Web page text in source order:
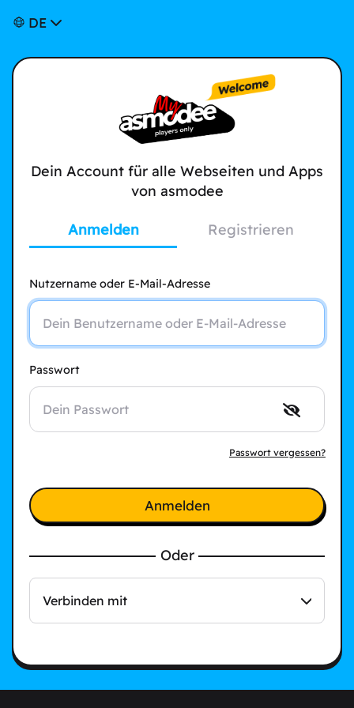
DE
Dein Account für alle Webseiten und Apps
von asmodee
Anmelden Registrieren
Nutzername oder E-Mail-Adresse
Passwort
Passwort vergessen?
Anmelden
Oder
Verbinden mit